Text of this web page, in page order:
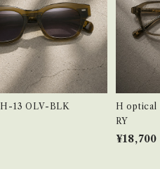
H optical H-13 OLV-BLK
H optical H-15 MOSS GRY-PT.G
RY
¥18,700